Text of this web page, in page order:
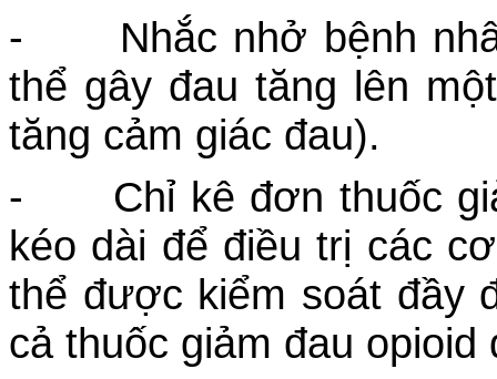
- Nhắc nhở bệnh
thể gây đau tăng lên
tăng cảm giác đau).
- Chỉ kê đơn thuốc
kéo dài để điều trị các
thể được kiểm soát đầy
cả thuốc giảm đau opioid